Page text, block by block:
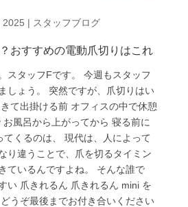
2025 | スタッフブログ
おすすめの電動爪切りはこれ
スタッフFです。 今週もスタッフ
しょう。 突然ですが、爪切りはい
て出掛ける前 オフィスの中で休憩
風呂から上がってから 寝る前に
くるのは、 現代は、人によって
り違うことで、爪を切るタイミン
ているんですよね。 そんな誰で
い 爪きれるん 爪きれるん mini を
うぞ最後までお付き合いください